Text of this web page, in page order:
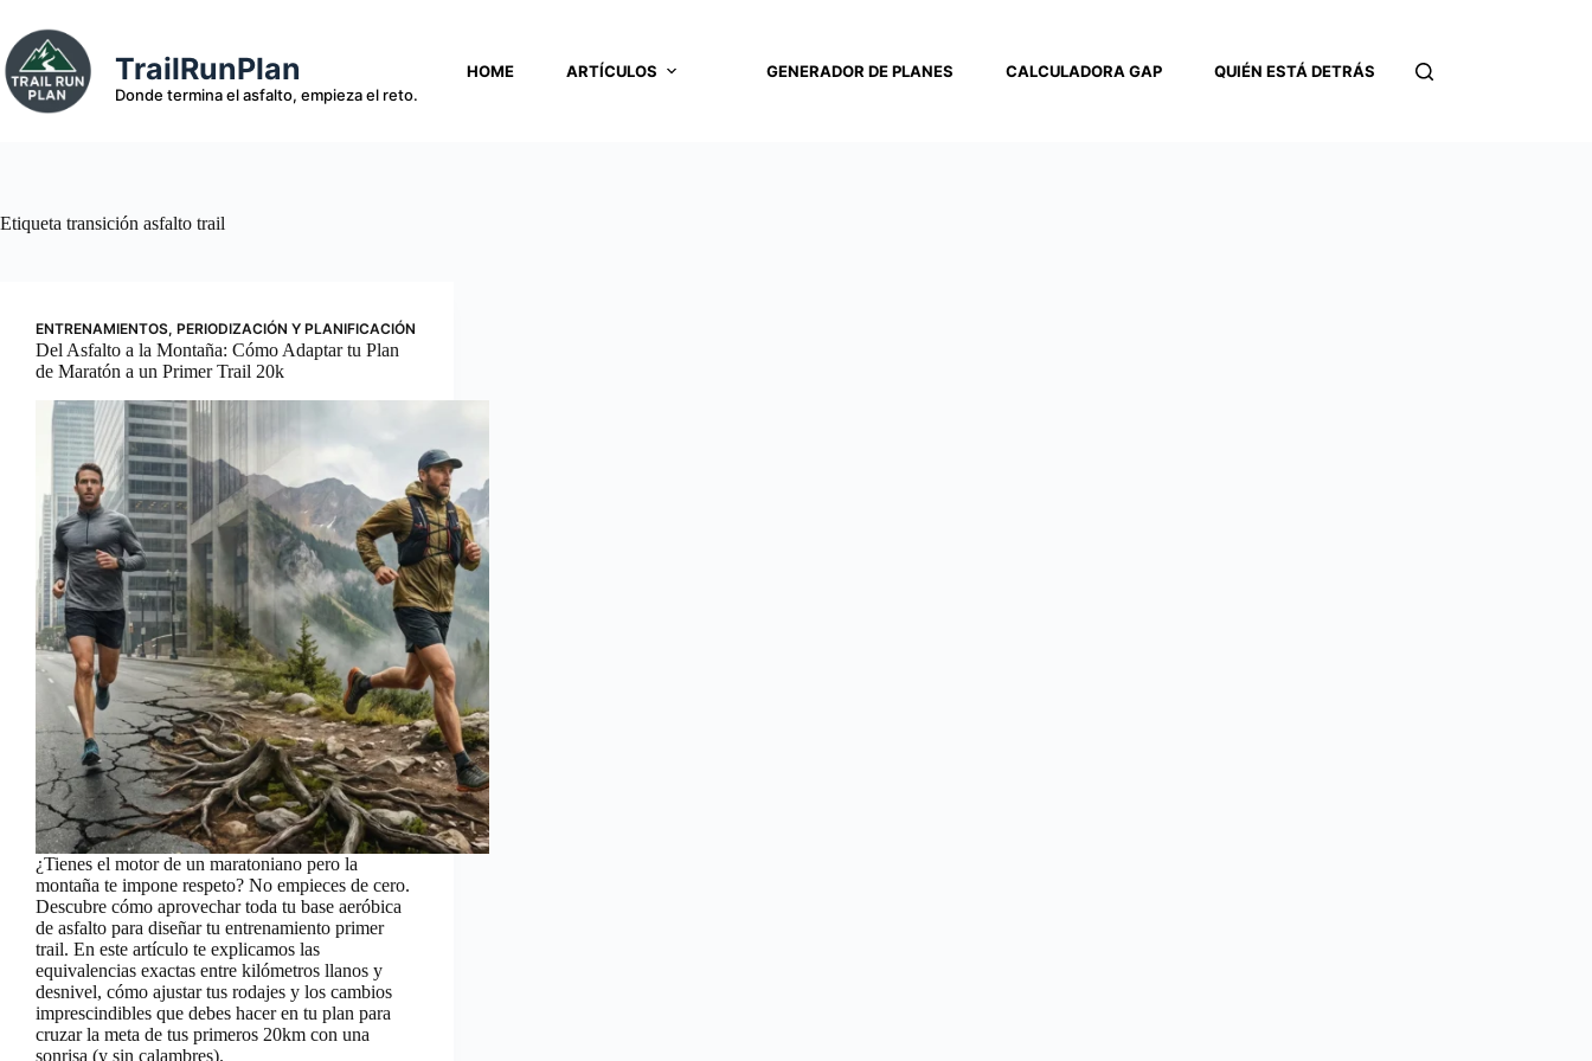
contenido
TrailRunPlan
Donde termina el asfalto, empieza el reto.
HOME ARTÍCULOS GENERADOR DE PLANES CALCULADORA GAP QUIÉN ESTÁ DETRÁS CONTACTO
Etiqueta transición asfalto trail
ENTRENAMIENTOS, PERIODIZACIÓN Y PLANIFICACIÓN
Del Asfalto a la Montaña: Cómo Adaptar tu Plan
de Maratón a un Primer Trail 20k
¿Tienes el motor de un maratoniano pero la
montaña te impone respeto? No empieces de cero.
Descubre cómo aprovechar toda tu base aeróbica
de asfalto para diseñar tu entrenamiento primer
trail. En este artículo te explicamos las
equivalencias exactas entre kilómetros llanos y
desnivel, cómo ajustar tus rodajes y los cambios
imprescindibles que debes hacer en tu plan para
cruzar la meta de tus primeros 20km con una
sonrisa (y sin calambres).